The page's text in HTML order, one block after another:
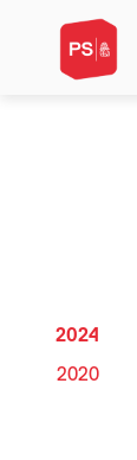
2024
2020